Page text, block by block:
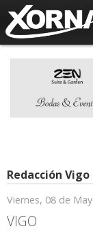
Redacción Vigo
Viernes, 08 de
VIGO